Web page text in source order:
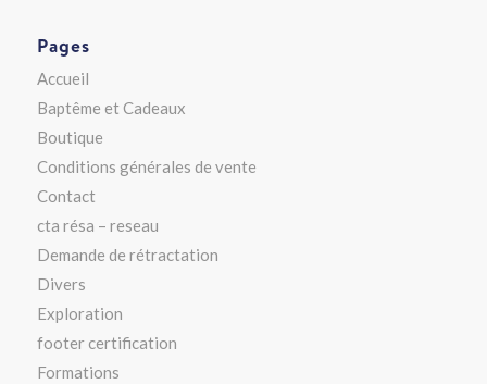
Pages
Accueil
Baptême et Cadeaux
Boutique
Conditions générales de vente
Contact
cta résa – reseau
Demande de rétractation
Divers
Exploration
footer certification
Formations